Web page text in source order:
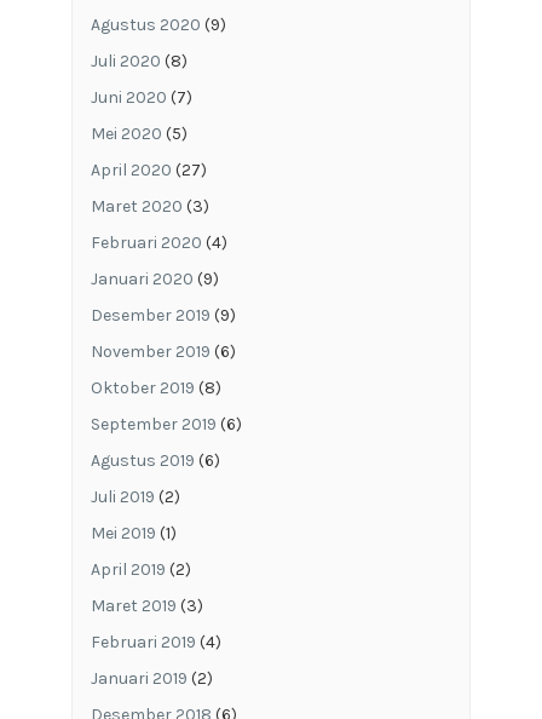
Agustus 2020 (9)
Juli 2020 (8)
Juni 2020 (7)
Mei 2020 (5)
April 2020 (27)
Maret 2020 (3)
Februari 2020 (4)
Januari 2020 (9)
Desember 2019 (9)
November 2019 (6)
Oktober 2019 (8)
September 2019 (6)
Agustus 2019 (6)
Juli 2019 (2)
Mei 2019 (1)
April 2019 (2)
Maret 2019 (3)
Februari 2019 (4)
Januari 2019 (2)
Desember 2018 (6)